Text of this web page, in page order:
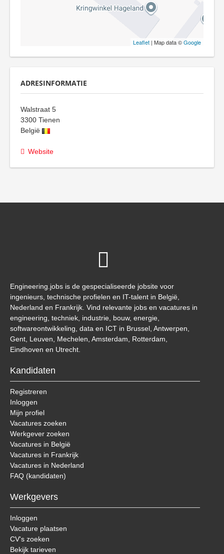
Leaflet | Map data ©Google
ADRESINFORMATIE
Walstraat 5
3300 Tienen
België
Website
Engineering.jobs is de gespecialiseerde jobsite voor
ingenieurs, technische profielen en IT-talent in België,
Nederland en Frankrijk. Vind relevante jobs en vacatures in
engineering, techniek, industrie, bouw, energie,
softwareontwikkeling, data en ICT in Brussel, Antwerpen,
Gent, Leuven, Mechelen, Amsterdam, Rotterdam,
Eindhoven en Utrecht.
Kandidaten
Registreren
Inloggen
Mijn profiel
Vacatures zoeken
Werkgever zoeken
Vacatures in België
Vacatures in Frankrijk
Vacatures in Nederland
FAQ (kandidaten)
Werkgevers
Inloggen
Vacature plaatsen
CV's zoeken
Bekijk tarieven